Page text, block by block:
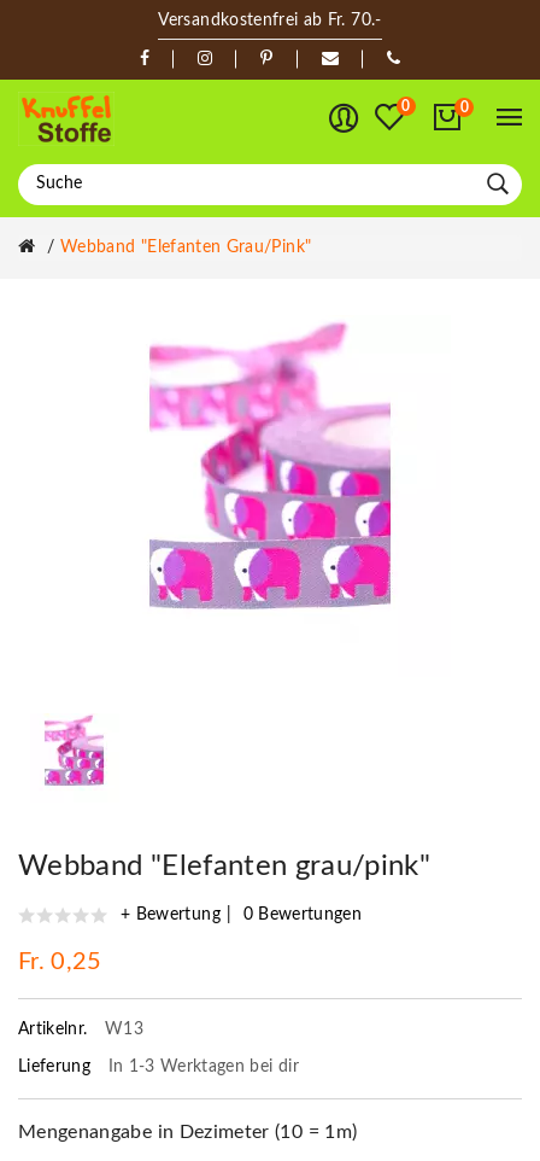
Versandkostenfrei ab Fr. 70.-
0 0
Webband "Elefanten Grau/pink"
Webband "Elefanten grau/pink"
+ Bewertung 0 Bewertungen
Fr. 0,25
Artikelnr. W13
Lieferung In 1-3 Werktagen bei dir
Mengenangabe in Dezimeter (10 = 1m)